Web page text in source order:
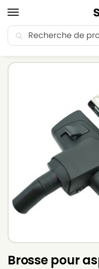
🚚 Livraison Point
Brosse pour